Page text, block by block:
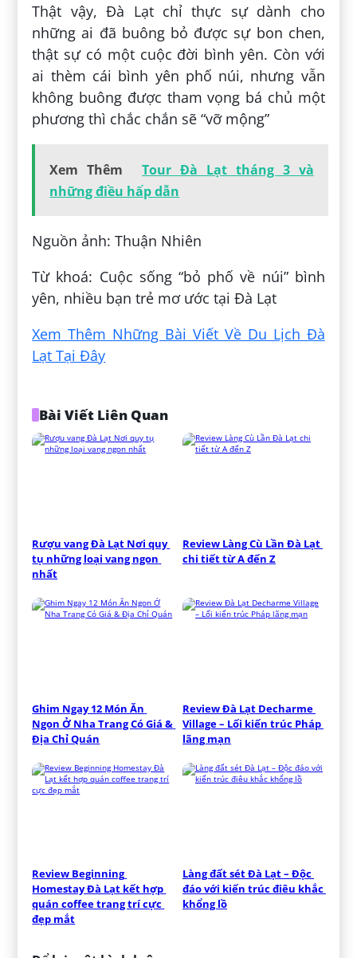
Thật vậy, Đà Lạt chỉ thực sự dành cho
những ai đã buông bỏ được sự bon chen,
thật sự có một cuộc đời bình yên. Còn với
ai thèm cái bình yên phố núi, nhưng vẫn
không buông được tham vọng bá chủ một
phương thì chắc chắn sẽ “vỡ mộng”
Xem Thêm
Tour Đà Lạt tháng 3 và
những điều hấp dẫn
Nguồn ảnh: Thuận Nhiên
Từ khoá: Cuộc sống “bỏ phố về núi” bình
yên, nhiều bạn trẻ mơ ước tại Đà Lạt
Xem Thêm Những Bài Viết Về Du Lịch Đà
Lạt Tại Đây
Bài Viết Liên Quan
Rượu vang Đà Lạt Nơi quy
tụ những loại vang ngon
nhất
Review Làng Cù Lần Đà Lạt
chi tiết từ A đến Z
Ghim Ngay 12 Món Ăn
Ngon Ở Nha Trang Có Giá &
Địa Chỉ Quán
Review Đà Lạt Decharme
Village – Lối kiến trúc Pháp
lãng mạn
Review Beginning
Homestay Đà Lạt kết hợp
quán coffee trang trí cực
đẹp mắt
Làng đất sét Đà Lạt – Độc
đáo với kiến trúc điêu khắc
khổng lồ